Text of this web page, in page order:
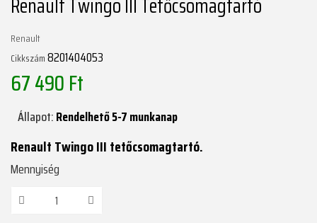
Renault
Cikkszám8201404053
67 490 Ft
Állapot:Rendelhető 5-7 munkanap
Renault Twingo III tetőcsomagtartó.
Mennyiség